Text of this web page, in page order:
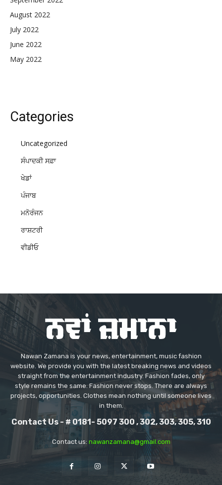
August 2022
July 2022
June 2022
May 2022
Categories
Uncategorized
ਸੰਪਾਦਕੀ ਸਫ਼ਾ
ਖੇਡਾਂ
ਪੰਜਾਬ
ਮਨੋਰੰਜਨ
ਰਾਸ਼ਟਰੀ
ਵੀਡੀਓ
Nawan Zamana is your news, entertainment, music fashion
website. We provide you with the latest breaking news and videos
straight from the entertainment industry. Fashion fades, only
style remains the same. Fashion never stops. There are always
projects, opportunities. Clothes mean nothing until someone lives
in them.
Contact Us - # 0181- 5097 300 , 302, 303, 305, 310
Contact us: nawanzamana@gmail.com